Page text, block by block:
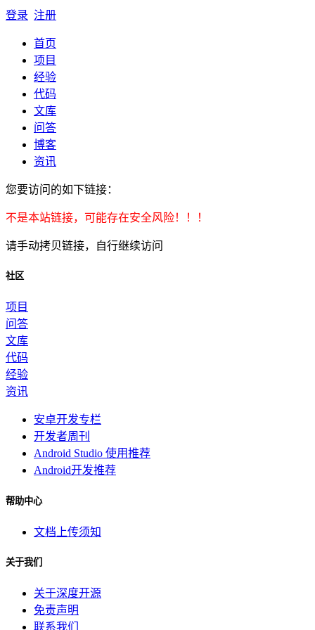
登录 注册
首页
项目
经验
代码
文库
问答
博客
资讯
您要访问的如下链接：
不是本站链接，可能存在安全风险！！！
请手动拷贝链接，自行继续访问
社区
项目
问答
文库
代码
经验
资讯
安卓开发专栏
开发者周刊
Android Studio 使用推荐
Android开发推荐
帮助中心
文档上传须知
关于我们
关于深度开源
免责声明
联系我们